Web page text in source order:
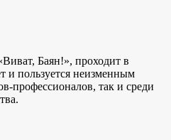
Баян!», проходит в
и пользуется неизменным
профессионалов, так и среди